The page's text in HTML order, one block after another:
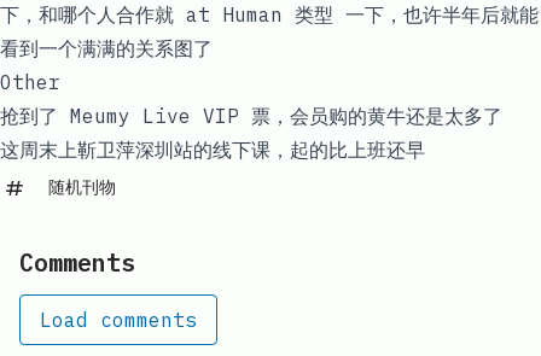
下，和哪个人合作就 at Human 类型 一下，也许半年后就能
看到一个满满的关系图了
Other
抢到了 Meumy Live VIP 票，会员购的黄牛还是太多了
这周末上靳卫萍深圳站的线下课，起的比上班还早
随机刊物
Comments
Load comments